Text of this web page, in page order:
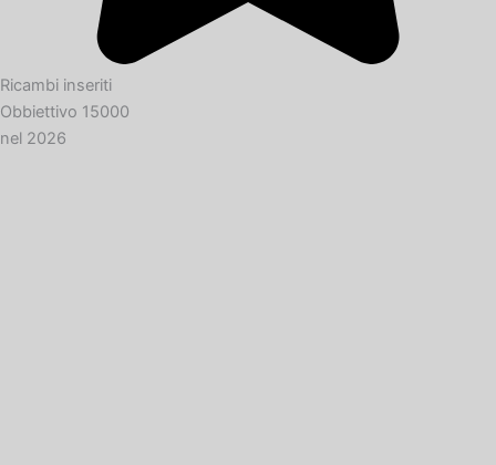
Ricambi inseriti
Obbiettivo 15000
nel 2026